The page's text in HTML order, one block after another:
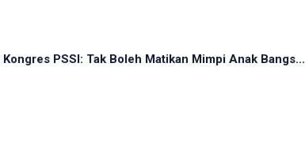
PSSI: Tak Boleh Matikan Mimpi Anak Bangs...